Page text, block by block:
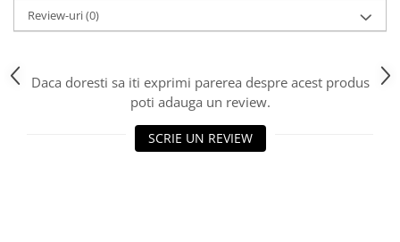
Review-uri(0)
Daca doresti sa iti exprimi parerea despre acest produs
poti adauga un review.
SCRIE UN REVIEW